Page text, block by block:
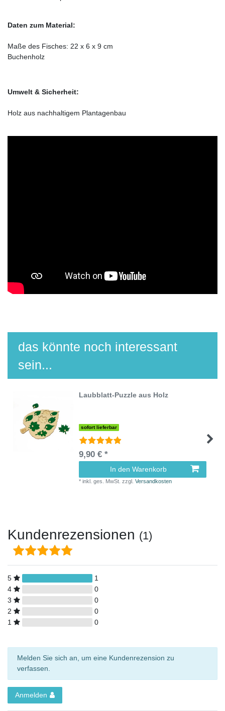
Daten zum Material:
Maße des Fisches: 22 x 6 x 9 cm
Buchenholz
Umwelt & Sicherheit:
Holz aus nachhaltigem Plantagenbau
das könnte noch interessant
sein...
Laubblatt-Puzzle aus Holz
sofort lieferbar
9,90 € *
In den Warenkorb
*inkl. ges. MwSt. zzgl.Versandkosten
Kundenrezensionen (1)
5
1
4
0
3
0
2
0
1
0
Melden Sie sich an, um eine Kundenrezension zu
verfassen.
Anmelden